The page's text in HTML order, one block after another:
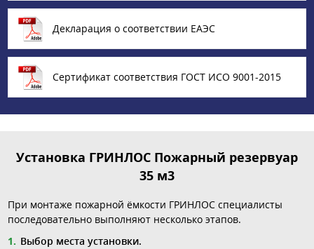
Декларация о соответствии ЕАЭС
Сертификат соответствия ГОСТ ИСО 9001-2015
Установка ГРИНЛОС Пожарный резервуар
35 м3
При монтаже пожарной ёмкости ГРИНЛОС специалисты
последовательно выполняют несколько этапов.
Выбор места установки.